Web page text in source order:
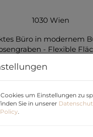
1030 Wien
um Einstellungen zu
Sie in unserer
.